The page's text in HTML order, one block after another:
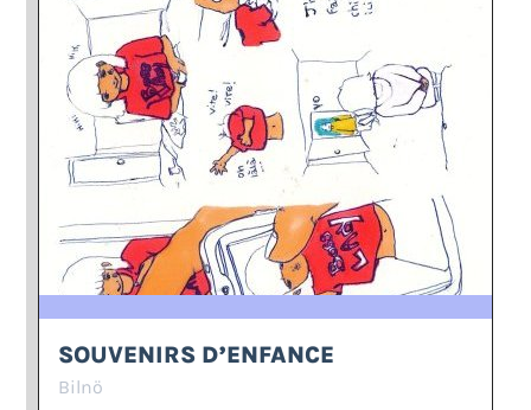
SOUVENIRS D’ENFANCE
Bilnö